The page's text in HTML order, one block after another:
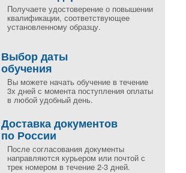
Получаете удостоверение о повышении
квалификации, соответствующее
установленному образцу.
Выбор даты
обучения
Вы можете начать обучение в течение
3х дней с момента поступления оплаты
в любой удобный день.
Доставка документов
по России
После согласования документы
направляются курьером или почтой с
трек номером в течение 2-3 дней.